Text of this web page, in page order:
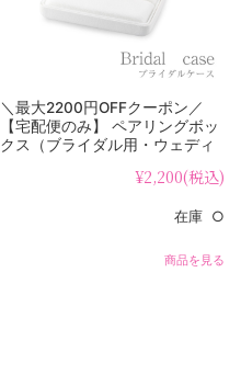
＼最大2200円OFFクーポン／
【宅配便のみ】 ペアリングボッ
クス（ブライダル用・ウェディ
¥2,200(税込)
在庫 ○
商品を見る